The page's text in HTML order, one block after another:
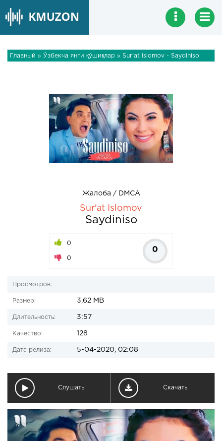
Главный » Ўзбекча янги қўшиқлар » Sur'at Islomov - Saydiniso
Жалоба / DMCA
Sur'at Islomov
Saydiniso
0
0
0
Просмотров:
Размер: 3,62 MB
Длительность: 3:57
Качество: 128
Дата релиза: 5-04-2020, 02:08
Слушать Скачать